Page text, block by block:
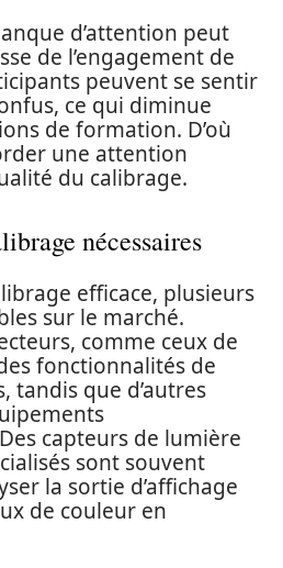
d’attention peut
de l’engagement de
peuvent se sentir
ce qui diminue
de formation. D’où
une attention
du calibrage.
nécessaires
efficace, plusieurs
sur le marché.
comme ceux de
fonctionnalités de
tandis que d’autres
capteurs de lumière
sont souvent
la sortie d’affichage
de couleur en